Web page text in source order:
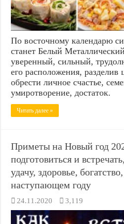
По восточному календарю
станет Белый
уверенный, сильный,
его расположения,
обрести личное счастье,
умиротворение, достаток.
Читать далее »
Приметы на Новый год
подготовиться и
удачу, здоровье,
наступающем году
24.11.2020 3,119